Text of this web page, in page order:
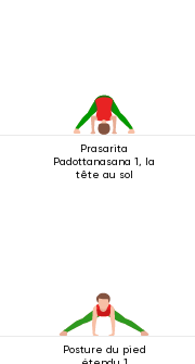
Prasarita
Padottanasana 1, la
tête au sol
Posture du pied